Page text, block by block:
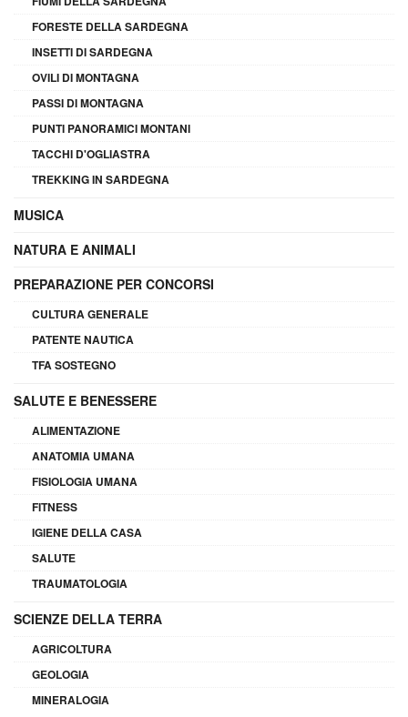
FORESTE DELLA SARDEGNA
INSETTI DI SARDEGNA
OVILI DI MONTAGNA
PASSI DI MONTAGNA
PUNTI PANORAMICI MONTANI
TACCHI D'OGLIASTRA
TREKKING IN SARDEGNA
MUSICA
NATURA E ANIMALI
PREPARAZIONE PER CONCORSI
CULTURA GENERALE
PATENTE NAUTICA
TFA SOSTEGNO
SALUTE E BENESSERE
ALIMENTAZIONE
ANATOMIA UMANA
FISIOLOGIA UMANA
FITNESS
IGIENE DELLA CASA
SALUTE
TRAUMATOLOGIA
SCIENZE DELLA TERRA
AGRICOLTURA
GEOLOGIA
MINERALOGIA